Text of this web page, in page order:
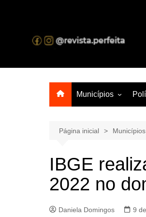
A melhor revista eletrônica do interior de Sergipe
Municípios
Lagarto
Página inicial Municípios
IBGE
2022 no
Daniela Domingos 9